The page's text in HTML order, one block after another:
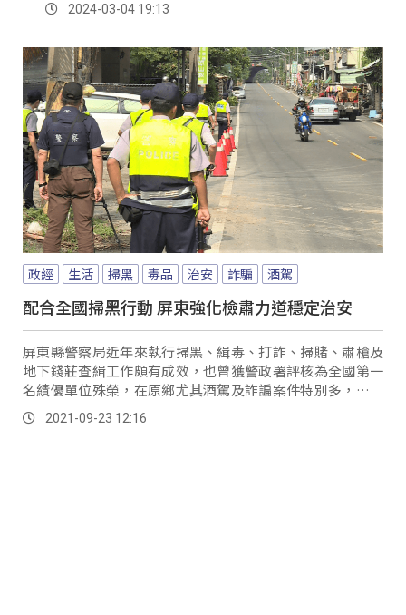
2024-03-04 19:13
政經 生活 掃黑 毒品 治安 詐騙 酒駕
配合全國掃黑行動 屏東強化檢肅力道穩定治安
屏東縣警察局近年來執行掃黑、緝毒、打詐、掃賭、肅槍及
地下錢莊查緝工作頗有成效，也曾獲警政署評核為全國第一
名績優單位殊榮，在原鄉尤其酒駕及詐諞案件特別多，民眾
期待在警方嚴厲下掃蕩下，類似問題能有所改善。
2021-09-23 12:16